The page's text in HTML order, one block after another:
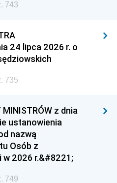
743
24 lipca 2026 r. o
735
MINISTRÓW z dnia
ustanowienia
nazwą
Osób z
w 2026 r.&#8221;
749